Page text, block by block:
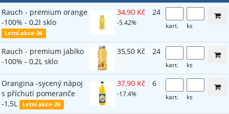
Rauch - premium orange
-100% - 0,2l sklo
Letní akce-26
34,90 Kč
-5.42%
24
kart. ks
Rauch - premium jablko
-100% - 0,2L sklo
35,50 Kč 24
kart. ks
Orangina -sycený nápoj
s příchutí pomeranče
-1,5L
Letní akce-26
37,90 Kč
-17.4%
6
kart. ks